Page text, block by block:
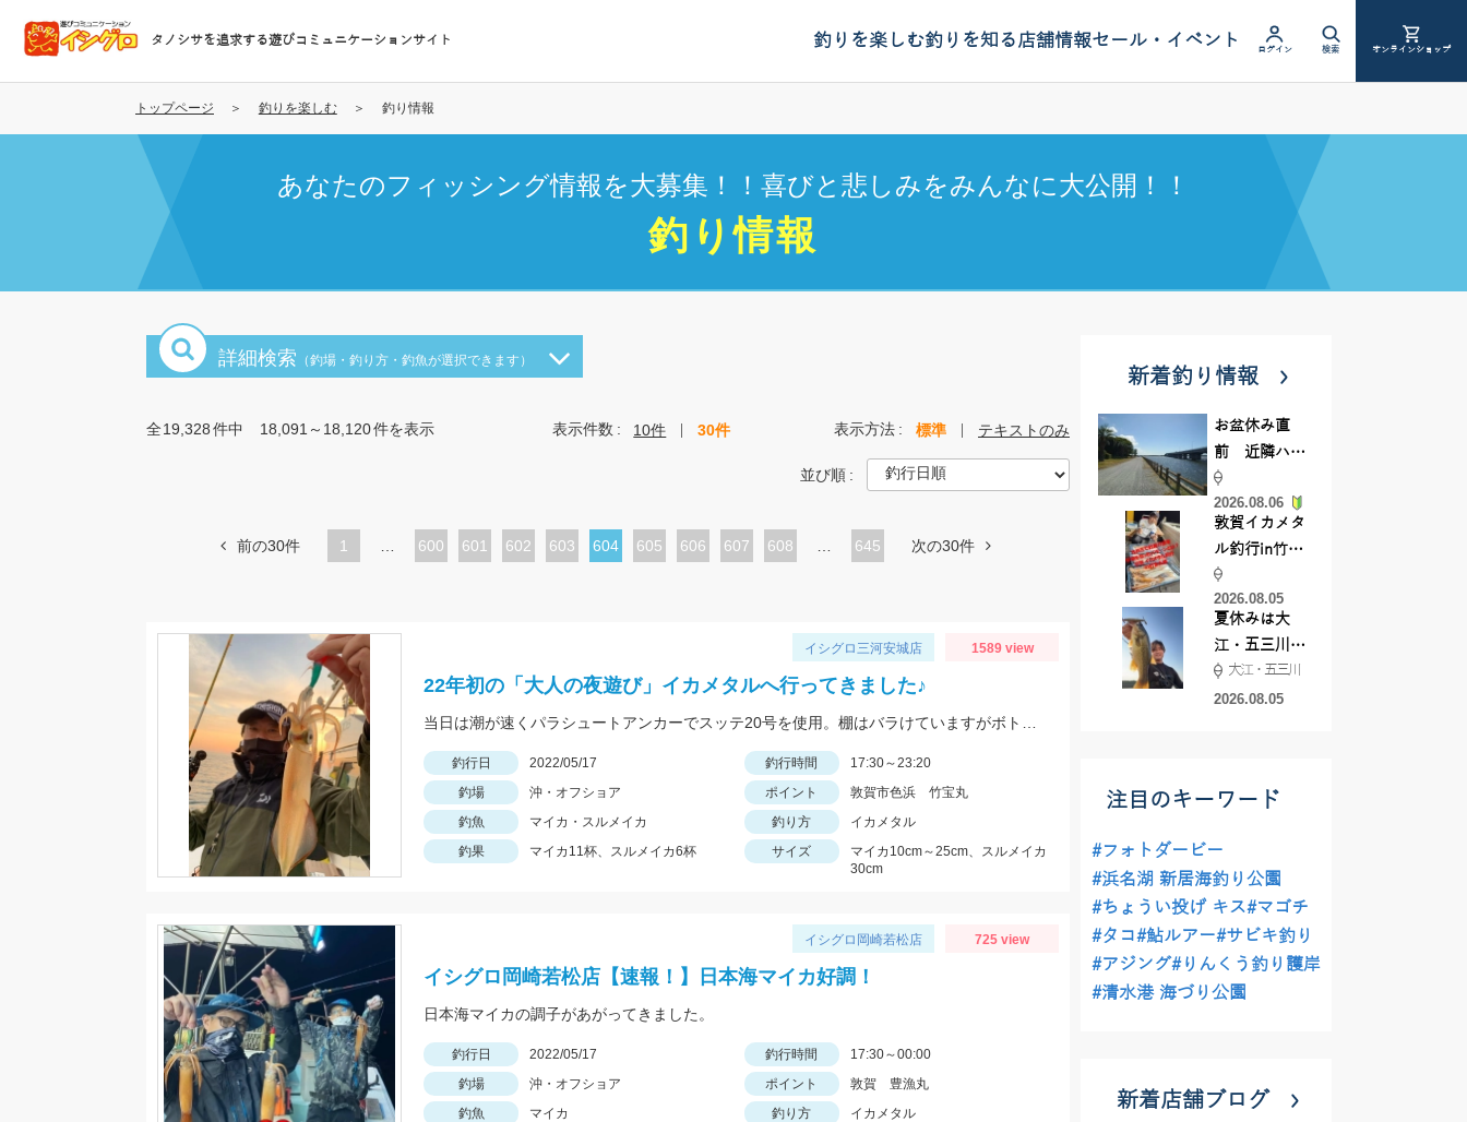
コ
テ
タノシサを追求する遊びコミュニケーションサイト 釣りを楽しむ釣りを知る店舗情報セール・イベント ログイン 検索 オンラインショップ
トップページ 釣りを楽しむ 釣り情報
あなたのフィッシング情報を大募集！！喜びと悲しみをみんなに大公開！！
釣り情報
詳細検索 （釣場・釣り方・釣魚が選択できます）
全19,328件中 18,091～18,120件を表示 表示件数 10件 30件 表示方法 標準 テキストのみ
並び順
前の30件 1
ペ
600
ペ
601
ペ
602
ペ
603
カ
ペ
604
ペ
605
ペ
606
ペ
607
ペ
608 645 次の30件
イシグロ三河安城店 1589 view
22年初の「大人の夜遊び」イカメタルへ行ってきました♪
釣行日 2022/05/17 釣行時間
17:30～23:20
釣場
沖・オフショア ポイント
敦賀市色浜 竹宝丸
釣魚
マイカ・スルメイカ 釣り方
イカメタル
釣果
マイカ11杯、スルメイカ6杯 サイズ
マイカ10cm～25cm、スルメイカ
30cm
イシグロ岡崎若松店 725 view
イシグロ岡崎若松店【速報！】日本海マイカ好調！
日本海マイカの調子があがってきました。
釣行日 2022/05/17 釣行時間
17:30～00:00
釣場
沖・オフショア ポイント
敦賀 豊漁丸
釣魚
マイカ 釣り方
イカメタル
新着釣り情報
お盆休み直
前 近隣ハゼ
釣り場調査し
てきました
2026.08.06
敦賀イカメタ
ル釣行in竹宝
丸様 釣り方で
釣果が激変！
竿頭を取った
パターンと
は？
2026.08.05
夏休みは大
江・五三川で
バスフィッシ
ング♪
大江・五三川
2026.08.05
注目のキーワード
#フォトダービー
#浜名湖 新居海釣り公園
#ちょうい投げ キス#マゴチ
#タコ#鮎ルアー#サビキ釣り
#アジング#りんくう釣り護岸
#清水港 海づり公園
新着店舗ブログ